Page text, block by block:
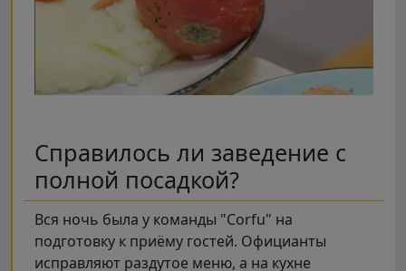
Справилось ли заведение с
полной посадкой?
Вся ночь была у команды "Corfu" на
подготовку к приёму гостей. Официанты
исправляют раздутое меню, а на кухне